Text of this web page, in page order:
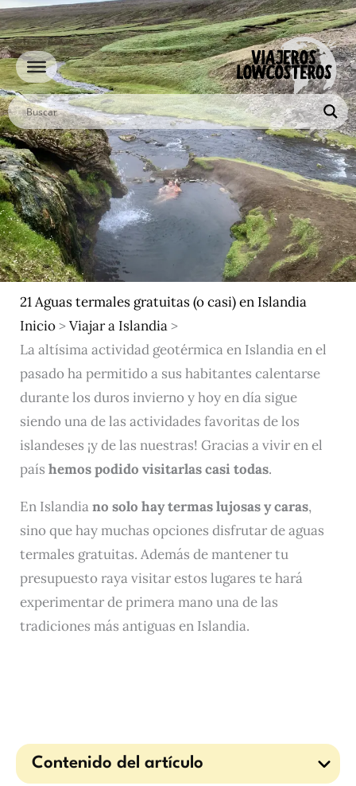
Ir
al
contenido
21 Aguas termales gratuitas (o casi) en Islandia
Inicio>Viajar a Islandia>
La altísima actividad geotérmica en Islandia en el
pasado ha permitido a sus habitantes calentarse
durante los duros invierno y hoy en día sigue
siendo una de las actividades favoritas de los
islandeses ¡y de las nuestras! Gracias a vivir en el
país hemos podido visitarlas casi todas.
En Islandiano solo hay termas lujosas y caras,
sino que hay muchas opciones disfrutar de aguas
termales gratuitas. Además de mantener tu
presupuesto raya visitar estos lugares te hará
experimentar de primera mano una de las
tradiciones más antiguas en Islandia.
Contenido del artículo